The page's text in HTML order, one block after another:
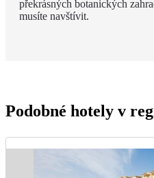
překrásných botanických
musíte navštívit.
Podobné hotely v